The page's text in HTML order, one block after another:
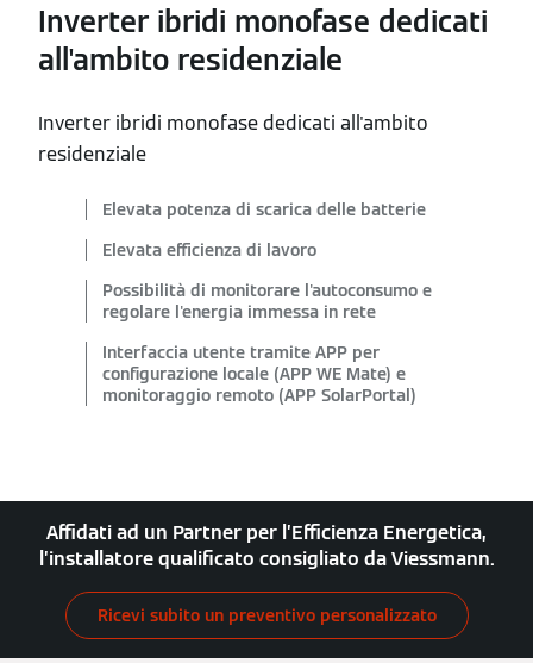
Inverter ibridi monofase dedicati
all'ambito residenziale
Inverter ibridi monofase dedicati all'ambito
residenziale
Elevata potenza di scarica delle batterie
Elevata efficienza di lavoro
Possibilità di monitorare l'autoconsumo e
regolare l'energia immessa in rete
Interfaccia utente tramite APP per
configurazione locale (APP WE Mate) e
monitoraggio remoto (APP SolarPortal)
Affidati ad un Partner per l’Efficienza Energetica,
l’installatore qualificato consigliato da Viessmann.
Ricevi subito un preventivo personalizzato